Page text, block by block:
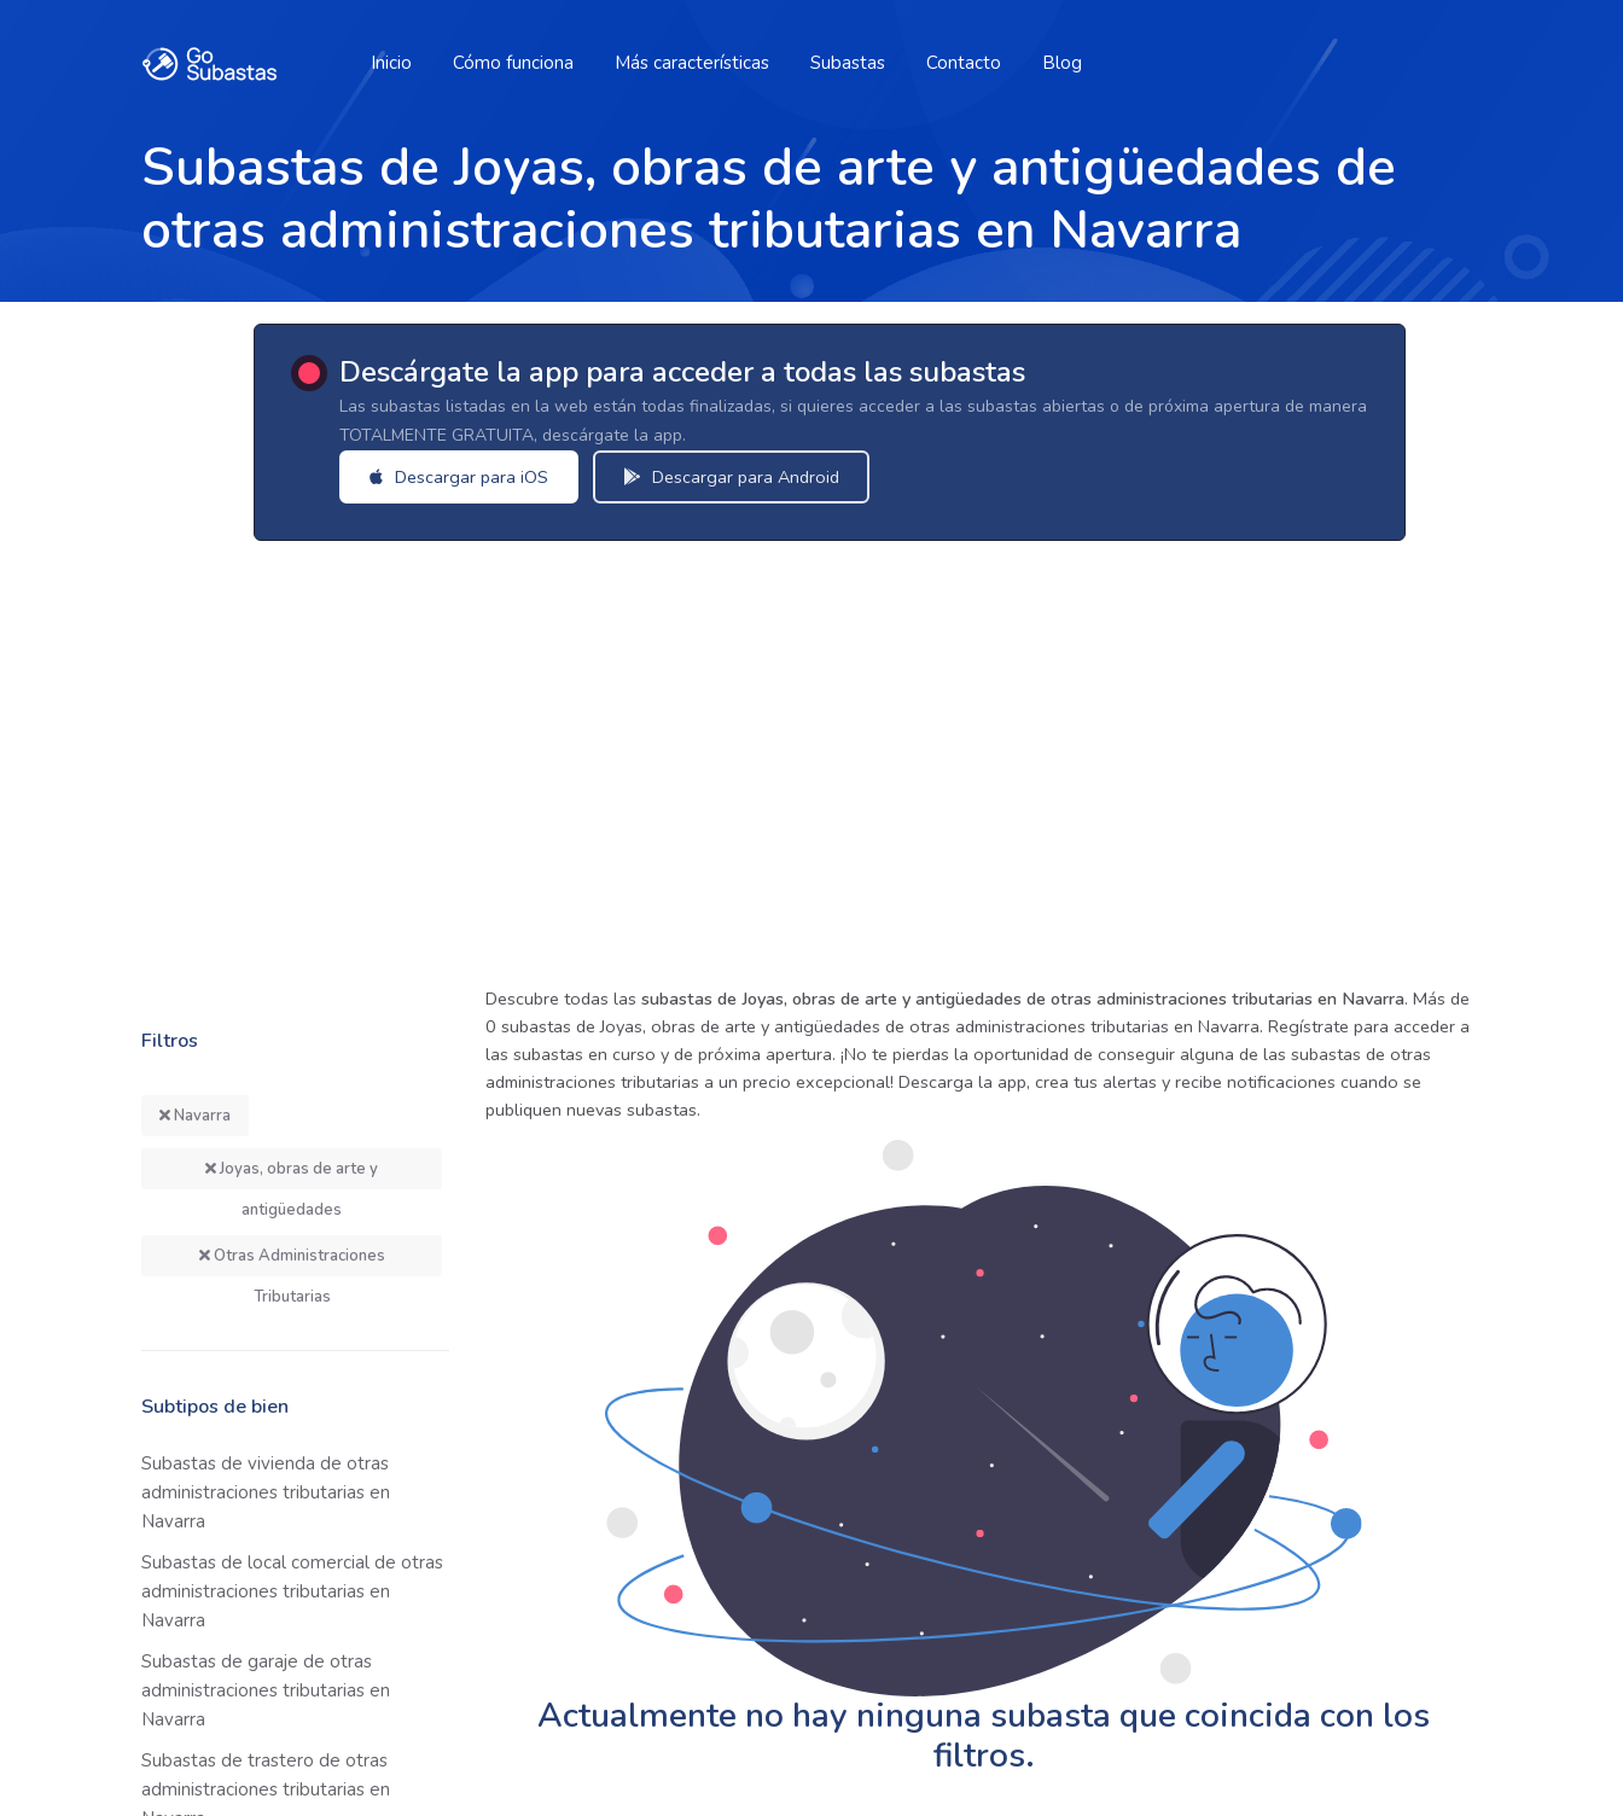
Inicio Cómo funciona Más características Subastas Contacto Blog
Subastas de Joyas, obras de arte y antigüedades de
otras administraciones tributarias en Navarra
Descárgate la app para acceder a todas las subastas
Las subastas listadas en la web están todas finalizadas, si quieres acceder a las subastas abiertas o de próxima apertura de manera
TOTALMENTE GRATUITA, descárgate la app.
Descargar para iOS Descargar para Android
Filtros
Navarra
Joyas, obras de arte y
antigüedades
Otras Administraciones
Tributarias
Subtipos de bien
Subastas de vivienda de otras
administraciones tributarias en
Navarra
Subastas de local comercial de otras
administraciones tributarias en
Navarra
Subastas de garaje de otras
administraciones tributarias en
Navarra
Subastas de trastero de otras
administraciones tributarias en
Descubre todas las subastas de Joyas, obras de arte y antigüedades de otras administraciones tributarias en Navarra. Más de
0 subastas de Joyas, obras de arte y antigüedades de otras administraciones tributarias en Navarra. Regístrate para acceder a
las subastas en curso y de próxima apertura. ¡No te pierdas la oportunidad de conseguir alguna de las subastas de otras
administraciones tributarias a un precio excepcional! Descarga la app, crea tus alertas y recibe notificaciones cuando se
publiquen nuevas subastas.
Actualmente no hay ninguna subasta que coincida con los
filtros.